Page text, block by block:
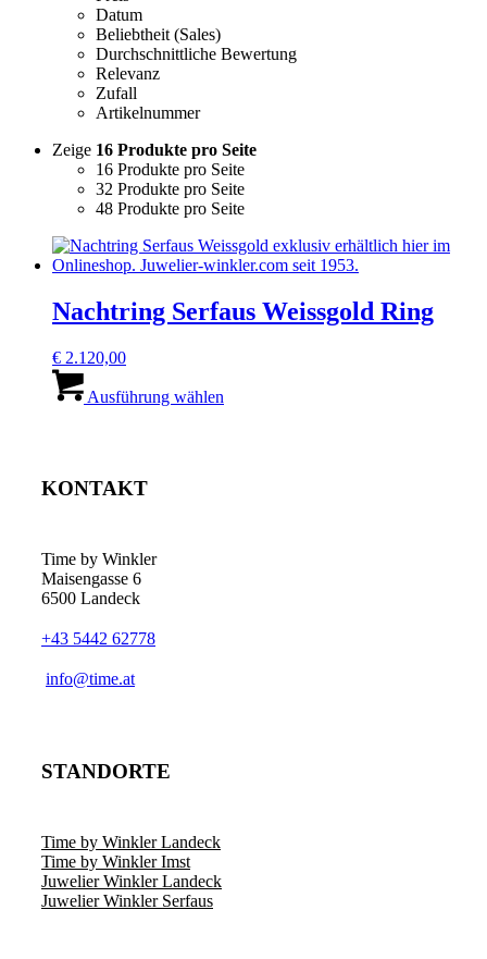
Datum
Beliebtheit (Sales)
Durchschnittliche Bewertung
Relevanz
Zufall
Artikelnummer
Zeige 16 Produkte pro Seite
16 Produkte pro Seite
32 Produkte pro Seite
48 Produkte pro Seite
Nachtring Serfaus Weissgold Ring
€ 2.120,00
Ausführung wählen
KONTAKT
Time by Winkler
Maisengasse 6
6500 Landeck
+43 5442 62778
­info@time.at
STANDORTE
Time by Winkler Landeck
Time by Winkler Imst
Juwelier Winkler Landeck
Juwelier Winkler Serfaus